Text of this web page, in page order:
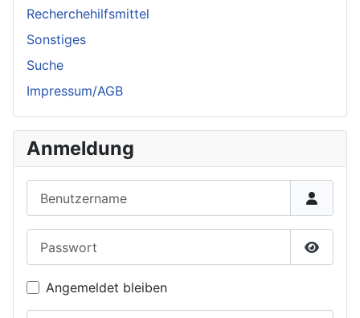
Recherchehilfsmittel
Sonstiges
Suche
Impressum/AGB
Anmeldung
Angemeldet bleiben